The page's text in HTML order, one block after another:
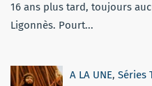
16 ans plus tard, toujours
Ligonnès. Pourt...
A LA UNE, Séries